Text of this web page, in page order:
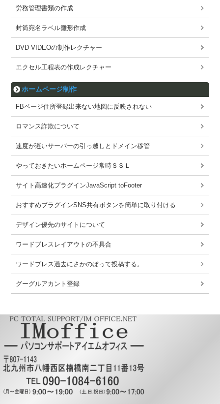
労務管理書類の作成
封筒宛名ラベル雛形作成
DVD-VIDEOの制作レクチャー
エクセル工程表の作成レクチャー
ホームページ制作
FBページ住所登録出来ない地図に反映されない
ロマンス詐欺について
速度が遅いサーバーの引っ越しとドメイン移管
やっておきたいホームページ常時ＳＳＬ
サイト高速化プラグインJavaScript toFooter
おすすめプラグインSNS共有ボタンを簡単に取り付ける
デザイン優先のサイトについて
ワードブレスレイアウトの不具合
ワードブレス過去にさかのぼって投稿する。
グーグルアカント登録